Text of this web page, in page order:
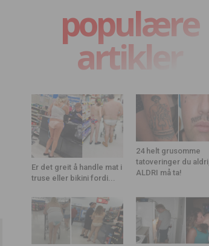
populære
artikler
Er det greit å handle mat i
truse eller bikini fordi...
24 helt grusomme
tatoveringer du aldri,
ALDRI må ta!